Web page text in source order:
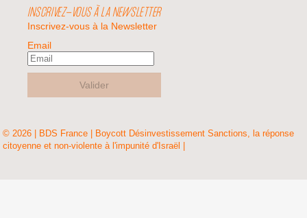
INSCRIVEZ-VOUS À LA NEWSLETTER
Inscrivez-vous à la Newsletter
Email
Valider
© 2026 | BDS France | Boycott Désinvestissement Sanctions, la réponse
citoyenne et non-violente à l'impunité d'Israël |